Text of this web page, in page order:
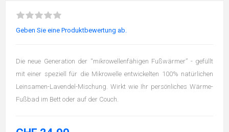
Geben Sie eine Produktbewertung ab.
Die neue Generation der “mikrowellenfähigen Fußwärmer” - gefüllt
mit einer speziell für die Mikrowelle entwickelten 100% natürlichen
Leinsamen-Lavendel-Mischung. Wirkt wie Ihr persönliches Wärme-
Fußbad im Bett oder auf der Couch.